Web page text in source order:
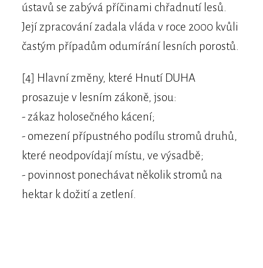
ústavů se zabývá příčinami chřadnutí lesů.
Její zpracování zadala vláda v roce 2000 kvůli
častým případům odumírání lesních porostů.
[4] Hlavní změny, které Hnutí DUHA
prosazuje v lesním zákoně, jsou:
- zákaz holosečného kácení;
- omezení přípustného podílu stromů druhů,
které neodpovídají místu, ve výsadbě;
- povinnost ponechávat několik stromů na
hektar k dožití a zetlení.